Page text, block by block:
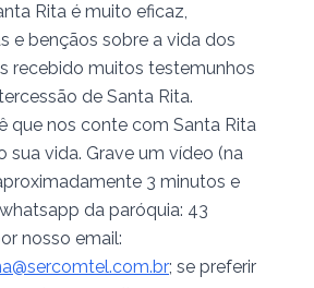
Rita é muito eficaz,
e bençãos sobre a vida dos
recebido muitos testemunhos
de Santa Rita.
que nos conte com Santa Rita
sua vida. Grave um vídeo (na
3 minutos e
da paróquia: 43
nosso email:
; se preferir